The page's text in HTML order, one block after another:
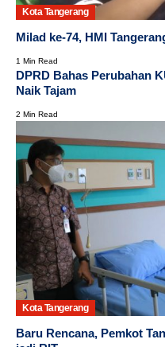
Kota Tangerang
Milad ke-74, HMI
1 Min Read
DPRD Bahas Perubahan
Naik Tajam
2 Min Read
Kota Tangerang
Baru Rencana, Pemkot